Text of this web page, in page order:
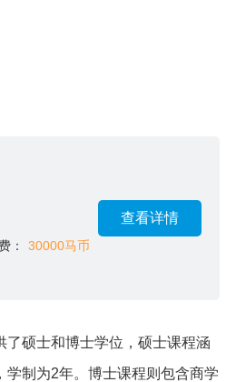
： 30000马币
查看详情
硕士和博士学位，硕士课程涵
制为2年。博士课程则包含商学